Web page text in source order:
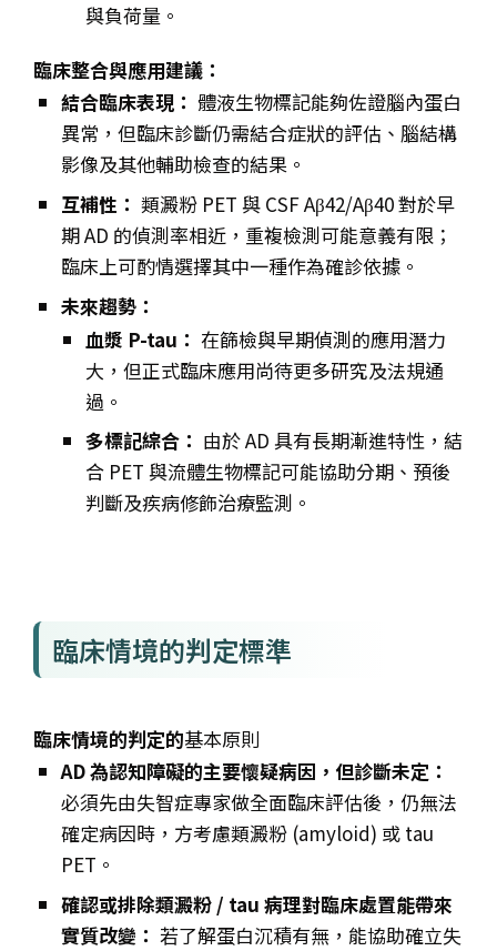
與負荷量。
臨床整合與應用建議：
結合臨床表現： 體液生物標記能夠佐證腦內蛋白
異常，但臨床診斷仍需結合症狀的評估、腦結構
影像及其他輔助檢查的結果。
互補性： 類澱粉 PET 與 CSF Aβ42/Aβ40 對於早
期 AD 的偵測率相近，重複檢測可能意義有限；
臨床上可酌情選擇其中一種作為確診依據。
未來趨勢：
血漿 P-tau： 在篩檢與早期偵測的應用潛力
大，但正式臨床應用尚待更多研究及法規通
過。
多標記綜合： 由於 AD 具有長期漸進特性，結
合 PET 與流體生物標記可能協助分期、預後
判斷及疾病修飾治療監測。
臨床情境的判定標準
臨床情境的判定的基本原則
AD 為認知障礙的主要懷疑病因，但診斷未定：
必須先由失智症專家做全面臨床評估後，仍無法
確定病因時，方考慮類澱粉 (amyloid) 或 tau
PET。
確認或排除類澱粉 / tau 病理對臨床處置能帶來
實質改變： 若了解蛋白沉積有無，能協助確立失